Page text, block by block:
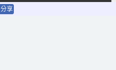
分享